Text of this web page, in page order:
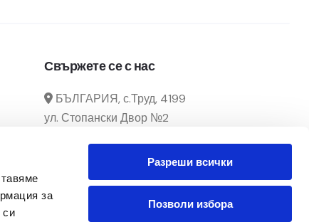
за
си
Разреши всички
Позволи избора
Свържете се с нас
БЪЛГАРИЯ, с.Труд, 4199
ул. Стопански Двор №2
manager@officecenter-
0882 166 292 / 032 39 29 02